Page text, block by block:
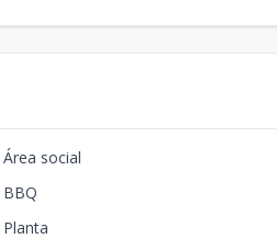
Área social
BBQ
Planta